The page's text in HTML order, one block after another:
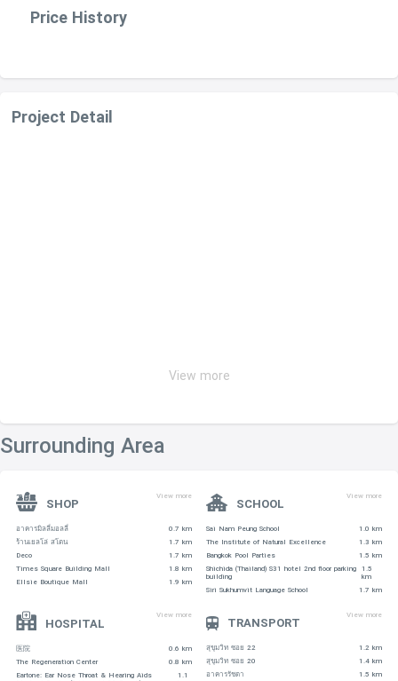
Price History
Project Detail
View more
Surrounding Area
SHOP
View more
อาคารมิลลี่มอลลี่
0.7 km
ร้านเยลโล่ สโตน
1.7 km
Deco
1.7 km
Times Square Building Mall
1.8 km
Ellsie Boutique Mall
1.9 km
SCHOOL
View more
Sai Nam Peung School
1.0 km
The Institute of Natural Excellence
1.3 km
Bangkok Pool Parties
1.5 km
Shichida (Thailand) S31 hotel 2nd floor parking
building
1.5
km
Siri Sukhumvit Language School
1.7 km
HOSPITAL
View more
医院
0.6 km
The Regeneration Center
0.8 km
Eartone: Ear Nose Throat & Hearing Aids
1.1
TRANSPORT
View more
สุขุมวิท ซอย 22
1.2 km
สุขุมวิท ซอย 20
1.4 km
อาคารรัชดา
1.5 km